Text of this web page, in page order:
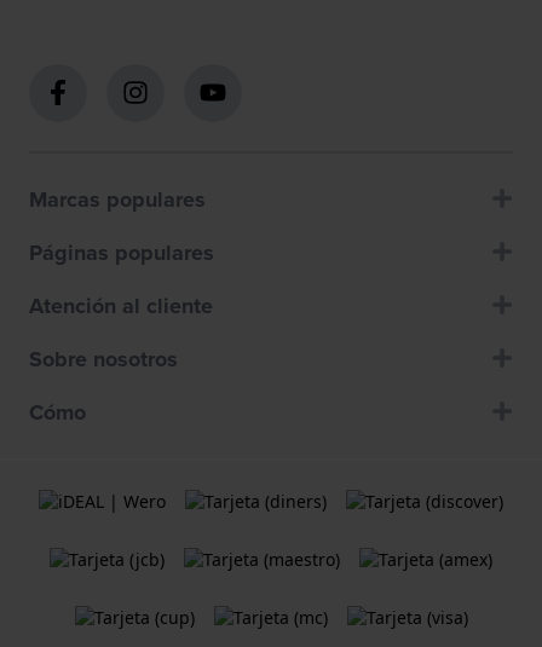
Marcas populares
Páginas populares
Atención al cliente
Sobre nosotros
Cómo